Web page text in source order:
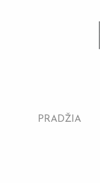
PRADŽIA